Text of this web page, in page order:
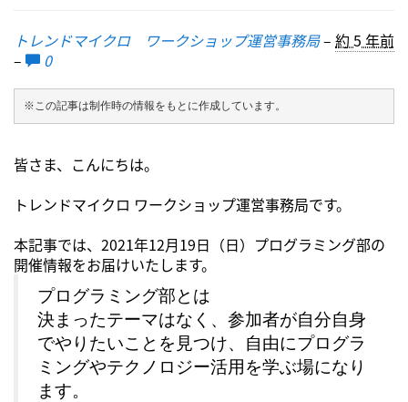
トレンドマイクロ ワークショップ運営事務局– 約 5 年前
–
0
※この記事は制作時の情報をもとに作成しています。
皆さま、こんにちは。
トレンドマイクロ ワークショップ運営事務局です。
本記事では、2021年12月19日（日）プログラミング部の
開催情報をお届けいたします。
プログラミング部とは
決まったテーマはなく、参加者が自分自身
でやりたいことを見つけ、自由にプログラ
ミングやテクノロジー活用を学ぶ場になり
ます。